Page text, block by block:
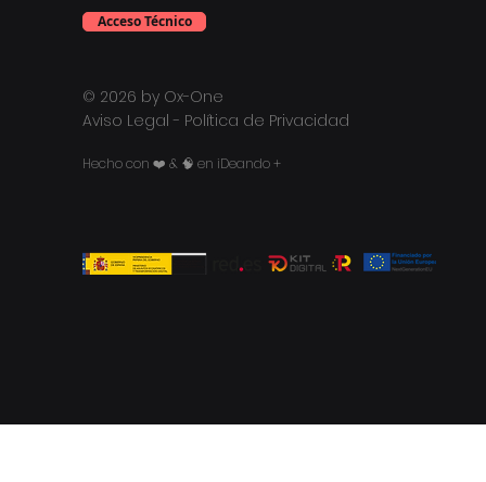
Acceso Técnico
© 2026 by Ox-One
Aviso Legal - Política de Privacidad
Hecho con ❤️ & 🧠 en iDeando +